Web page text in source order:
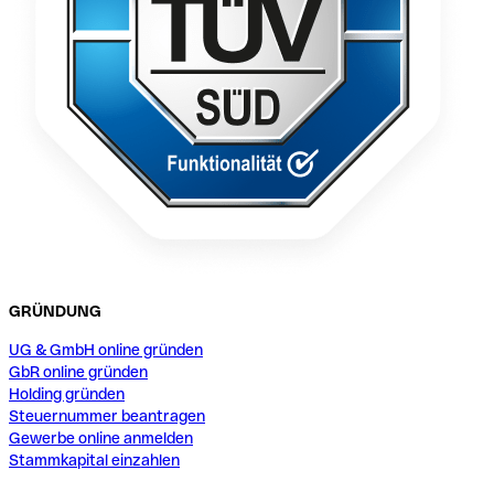
GRÜNDUNG
UG & GmbH online gründen
GbR online gründen
Holding gründen
Steuernummer beantragen
Gewerbe online anmelden
Stammkapital einzahlen